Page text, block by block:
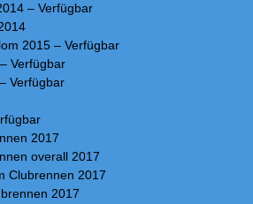
– Verfügbar
2015 – Verfügbar
Verfügbar
Verfügbar
2017
overall 2017
Clubrennen 2017
2017